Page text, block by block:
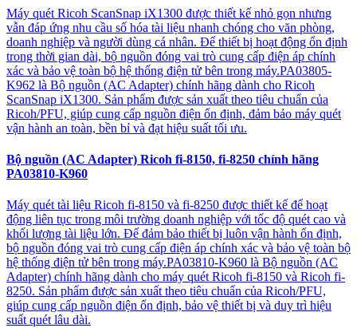
Máy quét Ricoh ScanSnap iX1300 được thiết kế nhỏ gọn nhưng
vẫn đáp ứng nhu cầu số hóa tài liệu nhanh chóng cho văn phòng,
doanh nghiệp và người dùng cá nhân. Để thiết bị hoạt động ổn định
trong thời gian dài, bộ nguồn đóng vai trò cung cấp điện áp chính
xác và bảo vệ toàn bộ hệ thống điện tử bên trong máy.PA03805-
K962 là Bộ nguồn (AC Adapter) chính hãng dành cho Ricoh
ScanSnap iX1300. Sản phẩm được sản xuất theo tiêu chuẩn của
Ricoh/PFU, giúp cung cấp nguồn điện ổn định, đảm bảo máy quét
vận hành an toàn, bền bỉ và đạt hiệu suất tối ưu.
Bộ nguồn (AC Adapter) Ricoh fi-8150, fi-8250 chính hãng
PA03810-K960
Máy quét tài liệu Ricoh fi-8150 và fi-8250 được thiết kế để hoạt
động liên tục trong môi trường doanh nghiệp với tốc độ quét cao và
khối lượng tài liệu lớn. Để đảm bảo thiết bị luôn vận hành ổn định,
bộ nguồn đóng vai trò cung cấp điện áp chính xác và bảo vệ toàn bộ
hệ thống điện tử bên trong máy.PA03810-K960 là Bộ nguồn (AC
Adapter) chính hãng dành cho máy quét Ricoh fi-8150 và Ricoh fi-
8250. Sản phẩm được sản xuất theo tiêu chuẩn của Ricoh/PFU,
giúp cung cấp nguồn điện ổn định, bảo vệ thiết bị và duy trì hiệu
suất quét lâu dài.